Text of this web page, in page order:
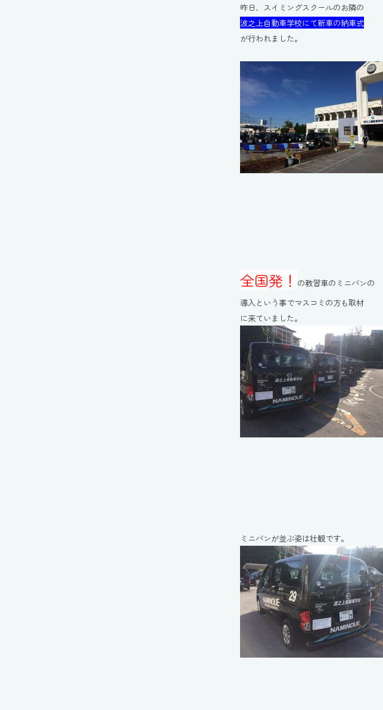
昨日、スイミングスクールのお隣の
波之上自動車学校にて新車の納車式
が行われました。
全国発！ の教習車のミニバンの
導入という事でマスコミの方も取材
に来ていました。
ミニバンが並ぶ姿は壮観です。